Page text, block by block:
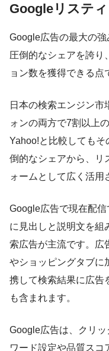
Googleリステ
Google広告の最大の
圧倒的なシェアを誇り
ョン数を獲得できる点
日本の検索エンジン市
ォンの両方で7割以上
Yahoo!と比較しても
倒的なシェアから、リ
ォームとして広く活用
Google広告で現在配
に見出しと説明文を組
索広告が主流です。広
やショッピングタブに
携して検索結果に広告
も含まれます。
Google広告は、クリ
ワード設定や品質スコ